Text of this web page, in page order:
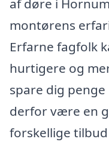
af døre i
montørens
Erfarne fagfolk
hurtigere og
spare dig
derfor være en
forskellige